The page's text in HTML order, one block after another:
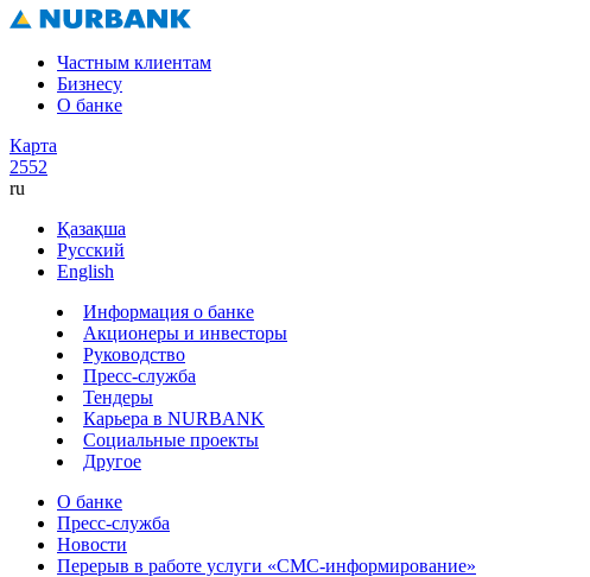
Частным клиентам
Бизнесу
О банке
Карта
2552
ru
Қазақша
Русский
English
Информация о банке
Акционеры и инвесторы
Руководство
Пресс-служба
Тендеры
Карьера в NURBANK
Социальные проекты
Другое
О банке
Пресс-служба
Новости
Перерыв в работе услуги «СМС-информирование»